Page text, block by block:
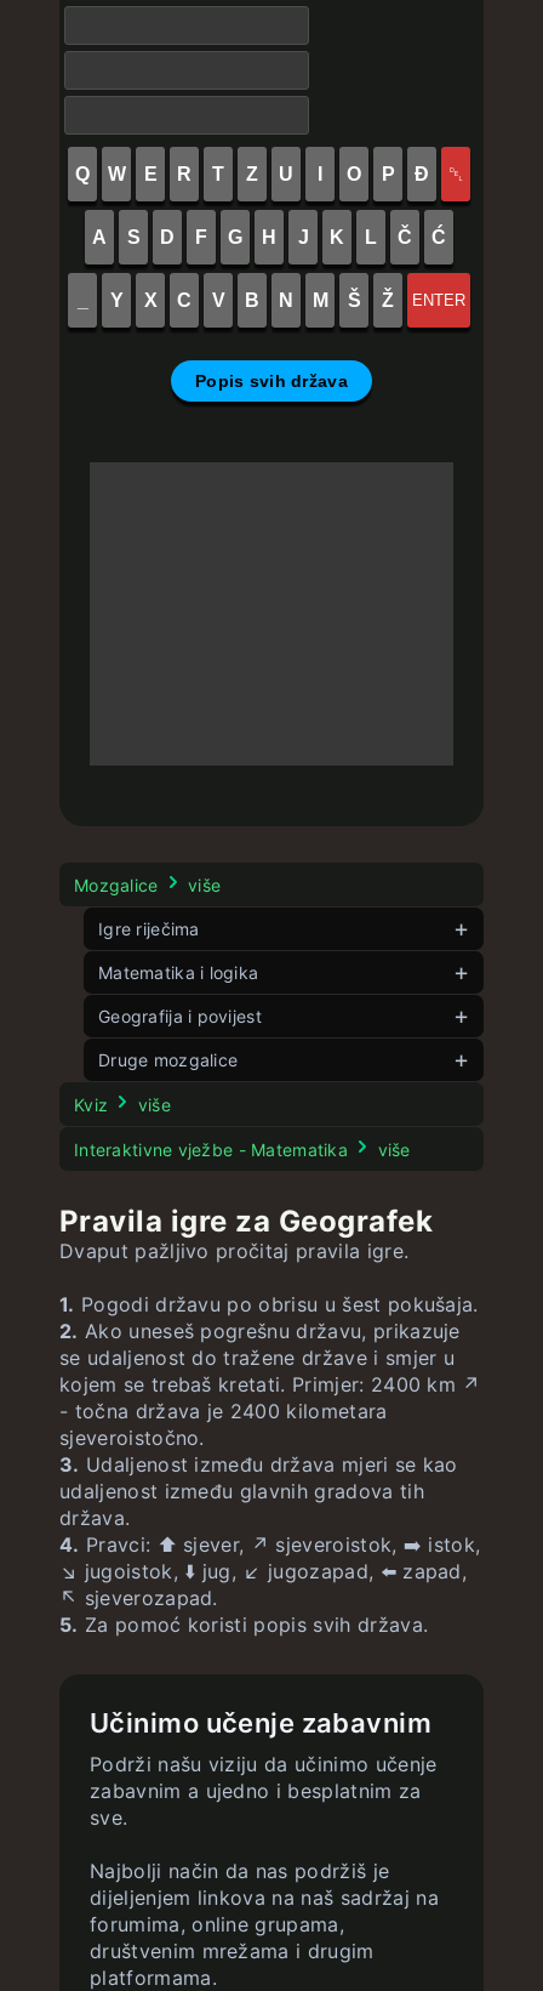
Q W E R T Z U O P Đ ␡
A S D F G H J K L Č Ć
Y X C V B N M Š Ž ENTER
Popis svih država
Mozgalice više
Igre riječima
Veliki kontekstek
Kontekstek neograničeno
Riječek neograničeno
Dječek
Fleka
Slovek neograničeno
Matematika i logika
Kutek neograničeno
Pet kutova
Slagalica 8
Slagalica 15 neograničeno
Brojček neograničeno
Jednadžbek
Matematek
Geografija i povijest
Zastavek neograničeno
Geografek
Veća država neograničeno
SADek Zastave neograničeno
Godinek
Gradek neograničeno
Druge mozgalice
Pasek
Filmek
Kviz više
Interaktivne vježbe - Matematika više
Pravila igre za Geografek
Dvaput pažljivo pročitaj pravila igre.
1. Pogodi državu po obrisu u šest pokušaja.
2. Ako uneseš pogrešnu državu, prikazuje
se udaljenost do tražene države i smjer u
kojem se trebaš kretati. Primjer: 2400 km ↗️
- točna država je 2400 kilometara
sjeveroistočno.
3. Udaljenost između država mjeri se kao
udaljenost između glavnih gradova tih
država.
4. Pravci: ⬆️ sjever, ↗️ sjeveroistok, ➡️ istok,
↘️ jugoistok, ⬇️ jug, ↙️ jugozapad, ⬅️ zapad,
↖️ sjeverozapad.
5. Za pomoć koristi popis svih država.
Učinimo učenje zabavnim
Podrži našu viziju da učinimo učenje
zabavnim a ujedno i besplatnim za
sve.
Najbolji način da nas podržiš je
dijeljenjem linkova na naš sadržaj na
forumima, online grupama,
društvenim mrežama i drugim
platformama.